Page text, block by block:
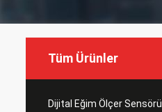
Tüm Ürünler
Dijital Eğim Ölçer Sensörü